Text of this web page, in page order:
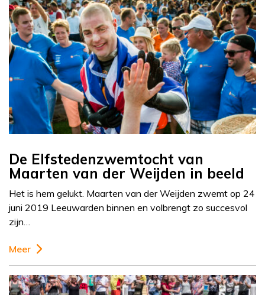
De Elfstedenzwemtocht van
Maarten van der Weijden in beeld
Het is hem gelukt. Maarten van der Weijden zwemt op 24
juni 2019 Leeuwarden binnen en volbrengt zo succesvol
zijn…
Meer